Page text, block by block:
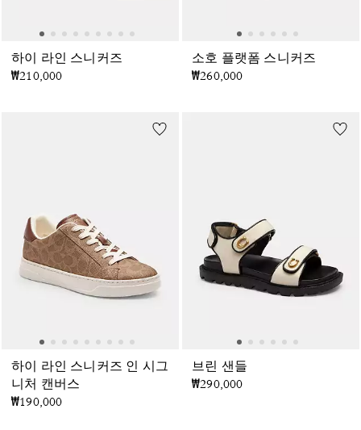
하이 라인 스니커즈
₩210,000
소호 플랫폼 스니커즈
₩260,000
하이 라인 스니커즈 인 시그
니처 캔버스
₩190,000
브린 샌들
₩290,000